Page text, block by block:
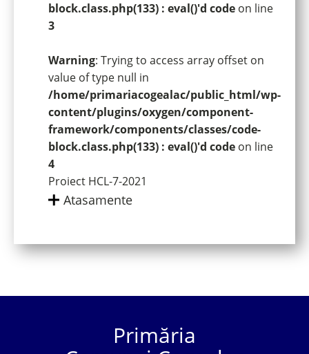
block.class.php(133) : eval()'d code on line
3
Warning: Trying to access array offset on
value of type null in
/home/primariacogealac/public_html/wp-
content/plugins/oxygen/component-
framework/components/classes/code-
block.class.php(133) : eval()'d code on line
4
Proiect HCL-7-2021
Atasamente
Primăria